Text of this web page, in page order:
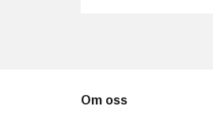
Om oss